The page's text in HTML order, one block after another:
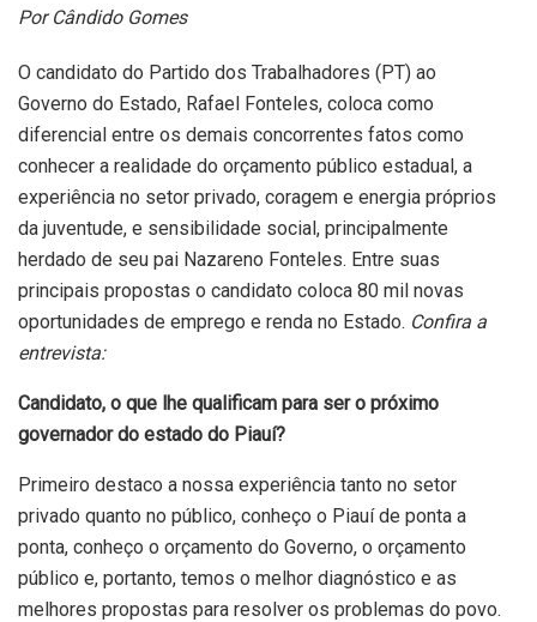
Por Cândido Gomes
O candidato do Partido dos Trabalhadores (PT) ao
Governo do Estado, Rafael Fonteles, coloca como
diferencial entre os demais concorrentes fatos como
conhecer a realidade do orçamento público estadual, a
experiência no setor privado, coragem e energia próprios
da juventude, e sensibilidade social, principalmente
herdado de seu pai Nazareno Fonteles. Entre suas
principais propostas o candidato coloca 80 mil novas
oportunidades de emprego e renda no Estado. Confira a
entrevista:
Candidato, o que lhe qualificam para ser o próximo
governador do estado do Piauí?
Primeiro destaco a nossa experiência tanto no setor
privado quanto no público, conheço o Piauí de ponta a
ponta, conheço o orçamento do Governo, o orçamento
público e, portanto, temos o melhor diagnóstico e as
melhores propostas para resolver os problemas do povo.